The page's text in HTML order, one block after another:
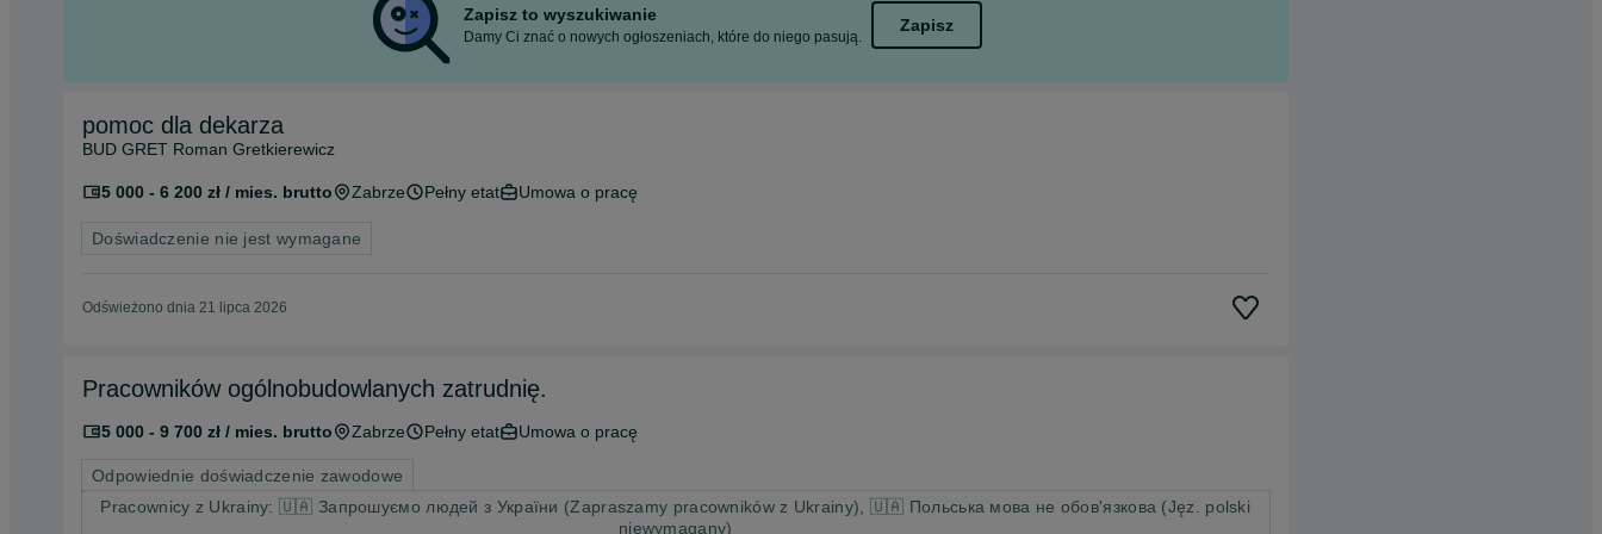
Zapisz to wyszukiwanie
Damy Ci znać o nowych ogłoszeniach, które do niego pasują.
Zapisz
pomoc dla dekarza
BUD GRET Roman Gretkierewicz
5 000 - 6 200 zł / mies. brutto Zabrze Pełny etat Umowa o pracę
Doświadczenie nie jest wymagane
Odświeżono dnia 21 lipca 2026
Pracowników ogólnobudowlanych zatrudnię.
5 000 - 9 700 zł / mies. brutto Zabrze Pełny etat Umowa o pracę
Odpowiednie doświadczenie zawodowe
Pracownicy z Ukrainy: 🇺🇦 Запрошуємо людей з України (Zapraszamy pracowników z Ukrainy), 🇺🇦 Польська мова не обов'язкова (Jęz. polski
niewymagany)